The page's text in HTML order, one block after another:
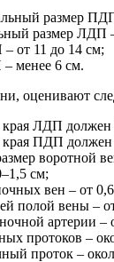
размер
размер ЛДП
от 11 до 14 см;
менее 6 см.
оценивают
ЛДП должен
ПДП должен
воротной
см;
вен – от
полой вены –
артерии –
протоков –
проток –